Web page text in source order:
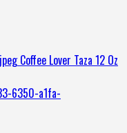
Coffee Lover Taza 12 Oz